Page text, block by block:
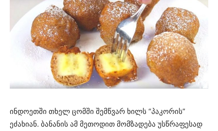
ინდოეთში თხელ ცომში შემწვარ ხილს “პაკორის”
ეძახიან. ბანანის ამ მეთოდით მომზადება უსწრაფესად